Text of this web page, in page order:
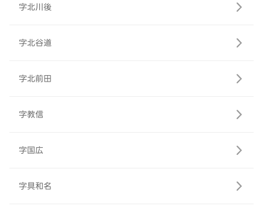
字北川後
字北谷道
字北前田
字教信
字国広
字具和名